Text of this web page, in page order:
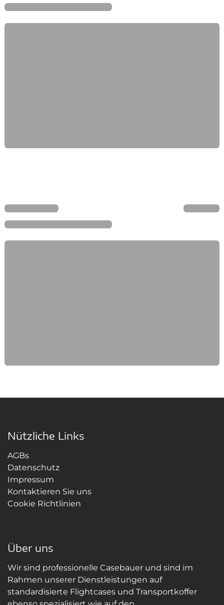
Nützliche Links
AGBs
Datenschutz
Impressum
Kontaktieren Sie uns
Cookie Richtlinien
Über uns
Wir sind professionelle Casebauer und sind im
Rahmen unserer Dienstleistungen auf
standardisierte Flightcases und Transportkoffer